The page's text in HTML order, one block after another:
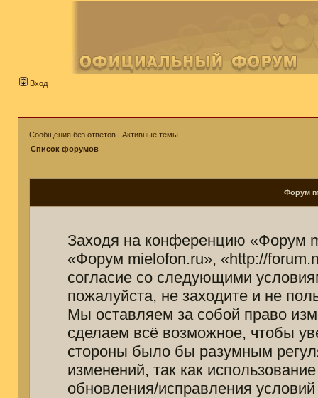
Вход
Сообщения без ответов | Активные темы
Список форумов
Форум
Заходя на конференцию «Форум
«Форум mielofon.ru», «http://
согласие со следующими
пожалуйста, не заходите и не
Мы оставляем за собой право
сделаем всё возможное, чтобы
стороны было бы разумным
изменений, так как
обновления/исправления